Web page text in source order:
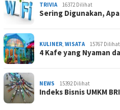
TRIVIA 16372 Dilihat
Sering Digunakan,
KULINER WISATA 15767 Dilihat
4 Kafe yang Nyaman
NEWS 15392 Dilihat
Indeks Bisnis UMKM